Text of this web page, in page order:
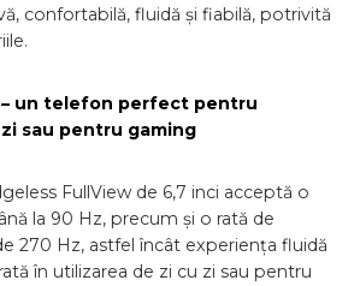
confortabilă, fluidă și fiabilă, potrivită
– un telefon perfect pentru
sau pentru gaming
FullView de 6,7 inci acceptă o
la 90 Hz, precum și o rată de
270 Hz, astfel încât experiența fluidă
în utilizarea de zi cu zi sau pentru